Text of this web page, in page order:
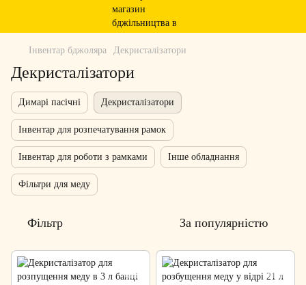
Інвентар бджоляра Декристалізатори
Декристалізатори
Димарі пасічні Декристалізатори
Інвентар для розпечатування рамок
Інвентар для роботи з рамками Інше обладнання
Фільтри для меду
Фільтр За популярністю